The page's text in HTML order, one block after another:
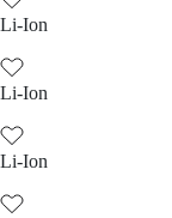
Li-Ion
Li-Ion
Li-Ion